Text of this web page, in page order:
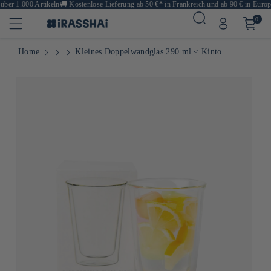
1.000 Artikeln🚚Kostenlose Lieferung ab 50 €* in Frankreich und ab 90 € in Europa
0
Home Kleines Doppelwandglas 290 ml ≤ Kinto